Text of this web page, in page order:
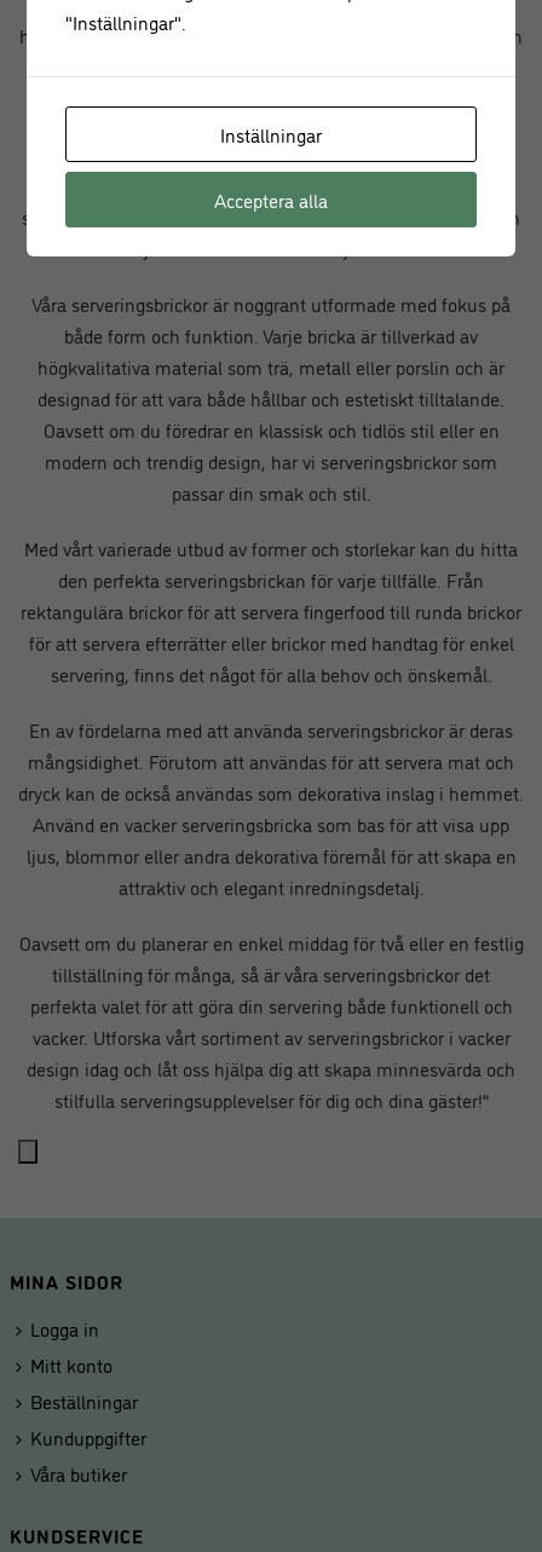
hem. Så utforska de olika alternativen och välj den bricka som
servera mat och dryck, det är också ett stilfullt tillbehör som
serveringsbrickor i vacker design kan du skapa en elegant och
Våra serveringsbrickor är noggrant utformade med fokus på
både form och funktion. Varje bricka är tillverkad av
högkvalitativa material som trä, metall eller porslin och är
designad för att vara både hållbar och estetiskt tilltalande.
Oavsett om du föredrar en klassisk och tidlös stil eller en
modern och trendig design, har vi serveringsbrickor som
passar din smak och stil.
Med vårt varierade utbud av former och storlekar kan du hitta
den perfekta serveringsbrickan för varje tillfälle. Från
rektangulära brickor för att servera fingerfood till runda brickor
för att servera efterrätter eller brickor med handtag för enkel
servering, finns det något för alla behov och önskemål.
En av fördelarna med att använda serveringsbrickor är deras
mångsidighet. Förutom att användas för att servera mat och
dryck kan de också användas som dekorativa inslag i hemmet.
Använd en vacker serveringsbricka som bas för att visa upp
ljus, blommor eller andra dekorativa föremål för att skapa en
attraktiv och elegant inredningsdetalj.
Oavsett om du planerar en enkel middag för två eller en festlig
tillställning för många, så är våra serveringsbrickor det
perfekta valet för att göra din servering både funktionell och
vacker. Utforska vårt sortiment av serveringsbrickor i vacker
design idag och låt oss hjälpa dig att skapa minnesvärda och
stilfulla serveringsupplevelser för dig och dina gäster!”
MINA SIDOR
Logga in
Mitt konto
Beställningar
Kunduppgifter
Våra butiker
KUNDSERVICE
"Inställningar".
Inställningar
Acceptera alla